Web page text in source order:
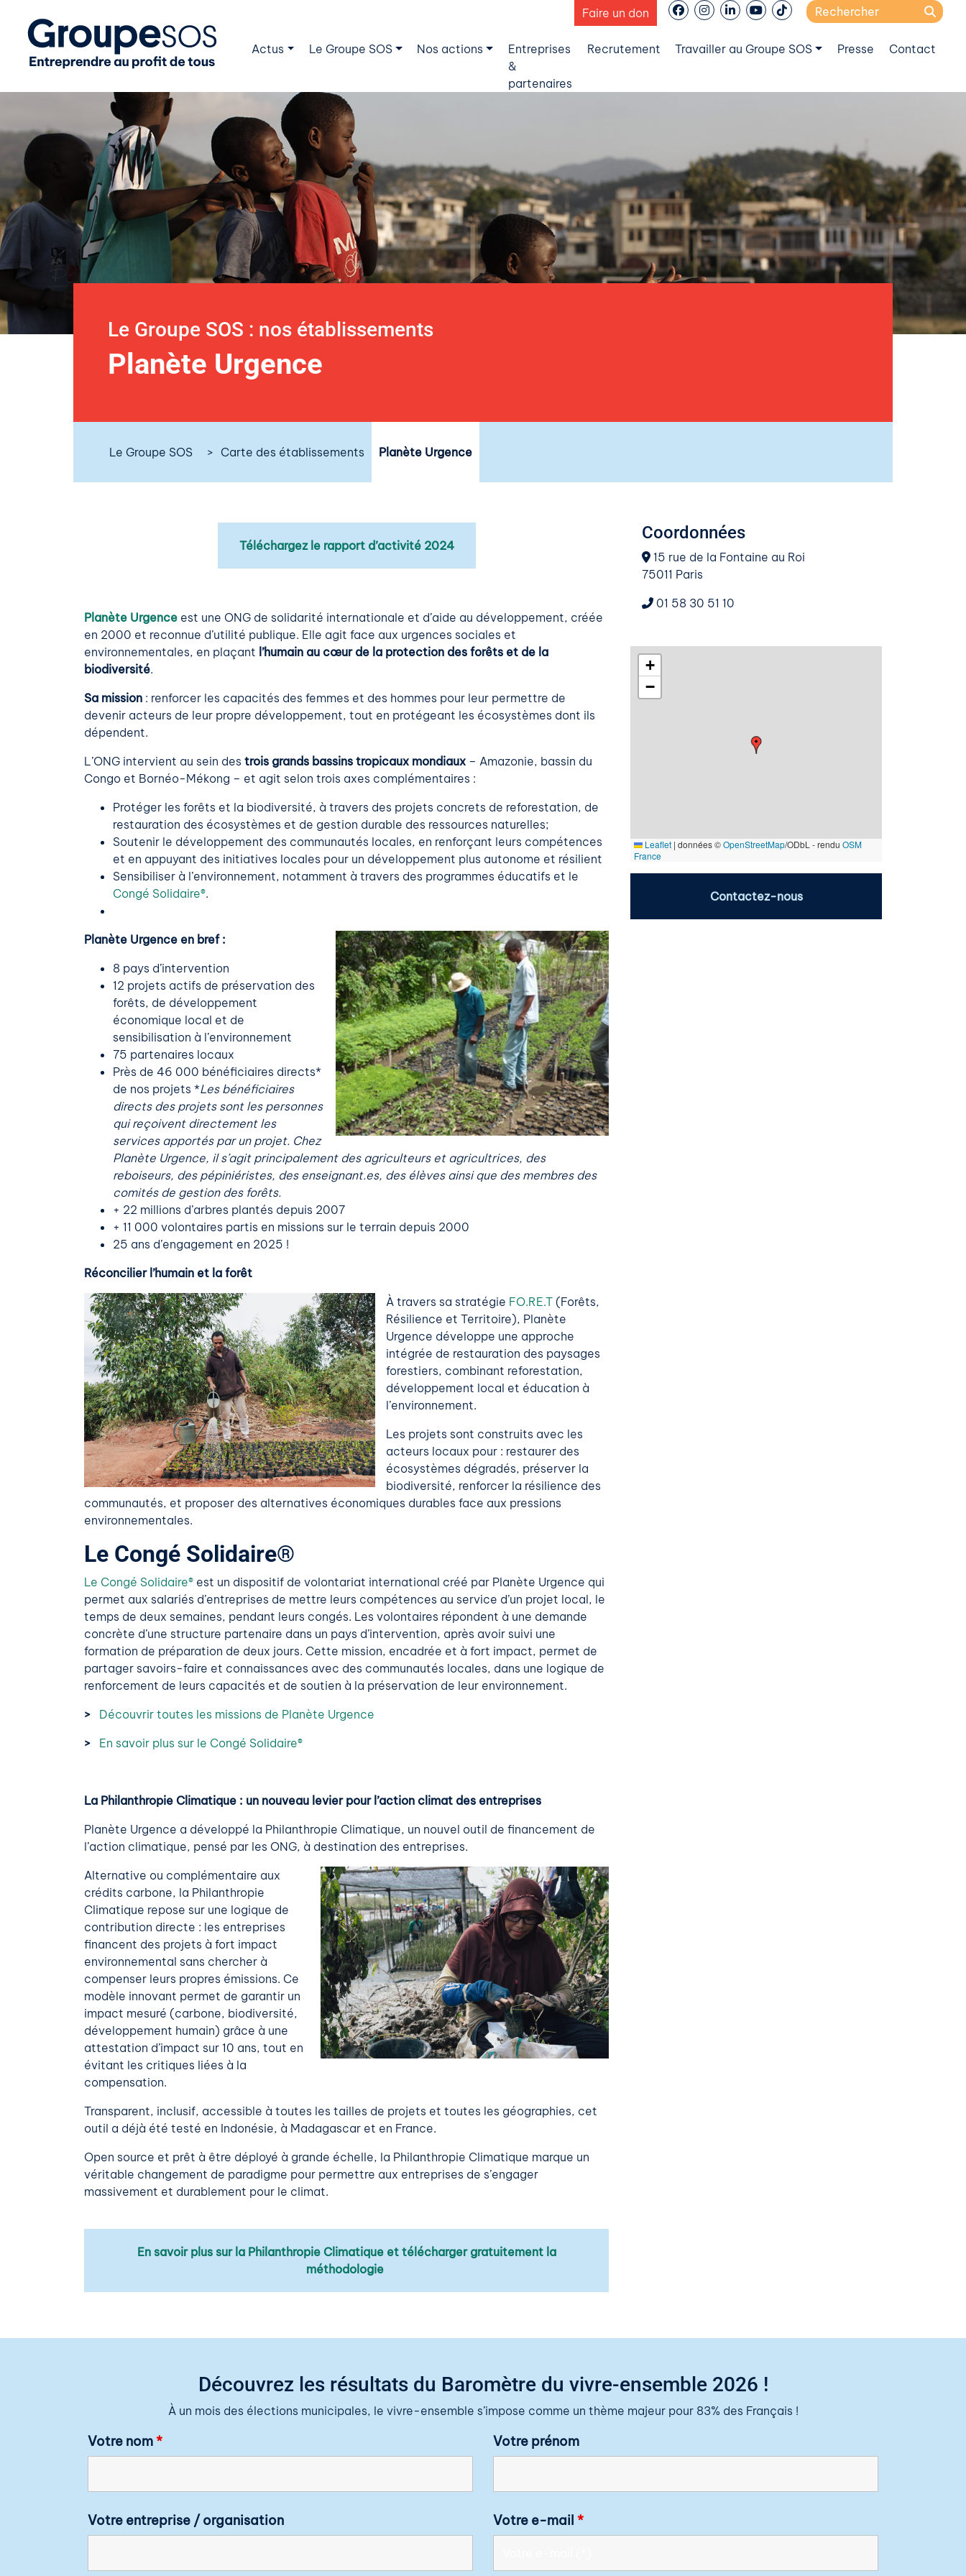
Faire un don
Search
Actus
Le Groupe SOS Nos actions
Entreprises
&
partenaires
Recrutement Travailler au Groupe SOS Presse Contact
Le Groupe SOS : nos établissements
Planète Urgence
Le Groupe SOS Carte des établissements Planète Urgence
Téléchargez le rapport d’activité 2024
Planète Urgence est une ONG de solidarité internationale et d’aide au développement, créée
en 2000 et reconnue d’utilité publique. Elle agit face aux urgences sociales et
environnementales, en plaçant l’humain au cœur de la protection des forêts et de la
biodiversité.
Sa mission : renforcer les capacités des femmes et des hommes pour leur permettre de
devenir acteurs de leur propre développement, tout en protégeant les écosystèmes dont ils
dépendent.
L’ONG intervient au sein des trois grands bassins tropicaux mondiaux – Amazonie, bassin du
Congo et Bornéo-Mékong – et agit selon trois axes complémentaires :
Protéger les forêts et la biodiversité, à travers des projets concrets de reforestation, de
restauration des écosystèmes et de gestion durable des ressources naturelles;
Soutenir le développement des communautés locales, en renforçant leurs compétences
et en appuyant des initiatives locales pour un développement plus autonome et résilient
Sensibiliser à l’environnement, notamment à travers des programmes éducatifs et le
Congé Solidaire®.
Planète Urgence en bref :
8 pays d’intervention
12 projets actifs de préservation des
forêts, de développement
économique local et de
sensibilisation à l’environnement
75 partenaires locaux
Près de 46 000 bénéficiaires directs*
de nos projets *Les bénéficiaires
directs des projets sont les personnes
qui reçoivent directement les
services apportés par un projet. Chez
Planète Urgence, il s’agit principalement des agriculteurs et agricultrices, des
reboiseurs, des pépiniéristes, des enseignant.es, des élèves ainsi que des membres des
comités de gestion des forêts.
+ 22 millions d’arbres plantés depuis 2007
+ 11 000 volontaires partis en missions sur le terrain depuis 2000
25 ans d’engagement en 2025 !
Réconcilier l’humain et la forêt
À travers sa stratégie FO.RE.T (Forêts,
Résilience et Territoire), Planète
Urgence développe une approche
intégrée de restauration des paysages
forestiers, combinant reforestation,
développement local et éducation à
l’environnement.
Les projets sont construits avec les
acteurs locaux pour : restaurer des
écosystèmes dégradés, préserver la
biodiversité, renforcer la résilience des
communautés, et proposer des alternatives économiques durables face aux pressions
environnementales.
Le Congé Solidaire®
Le Congé Solidaire® est un dispositif de volontariat international créé par Planète Urgence qui
permet aux salariés d’entreprises de mettre leurs compétences au service d’un projet local, le
temps de deux semaines, pendant leurs congés. Les volontaires répondent à une demande
concrète d’une structure partenaire dans un pays d’intervention, après avoir suivi une
formation de préparation de deux jours. Cette mission, encadrée et à fort impact, permet de
partager savoirs-faire et connaissances avec des communautés locales, dans une logique de
renforcement de leurs capacités et de soutien à la préservation de leur environnement.
> Découvrir toutes les missions de Planète Urgence
> En savoir plus sur le Congé Solidaire®
La Philanthropie Climatique : un nouveau levier pour l’action climat des entreprises
Planète Urgence a développé la Philanthropie Climatique, un nouvel outil de financement de
l’action climatique, pensé par les ONG, à destination des entreprises.
Alternative ou complémentaire aux
crédits carbone, la Philanthropie
Climatique repose sur une logique de
contribution directe : les entreprises
financent des projets à fort impact
environnemental sans chercher à
compenser leurs propres émissions. Ce
modèle innovant permet de garantir un
impact mesuré (carbone, biodiversité,
développement humain) grâce à une
attestation d’impact sur 10 ans, tout en
évitant les critiques liées à la
compensation.
Transparent, inclusif, accessible à toutes les tailles de projets et toutes les géographies, cet
outil a déjà été testé en Indonésie, à Madagascar et en France.
Open source et prêt à être déployé à grande échelle, la Philanthropie Climatique marque un
véritable changement de paradigme pour permettre aux entreprises de s’engager
massivement et durablement pour le climat.
En savoir plus sur la Philanthropie Climatique et télécharger gratuitement la
méthodologie
Coordonnées
15 rue de la Fontaine au Roi
75011 Paris
01 58 30 51 10
+
−
Leaflet | données ©OpenStreetMap/ODbL - rendu OSM
France
Contactez-nous
Découvrez les résultats du Baromètre du vivre-ensemble 2026 !
À un mois des élections municipales, le vivre-ensemble s’impose comme un thème majeur pour 83% des Français !
Votre nom* Votre prénom
Votre entreprise / organisation Votre e-mail*